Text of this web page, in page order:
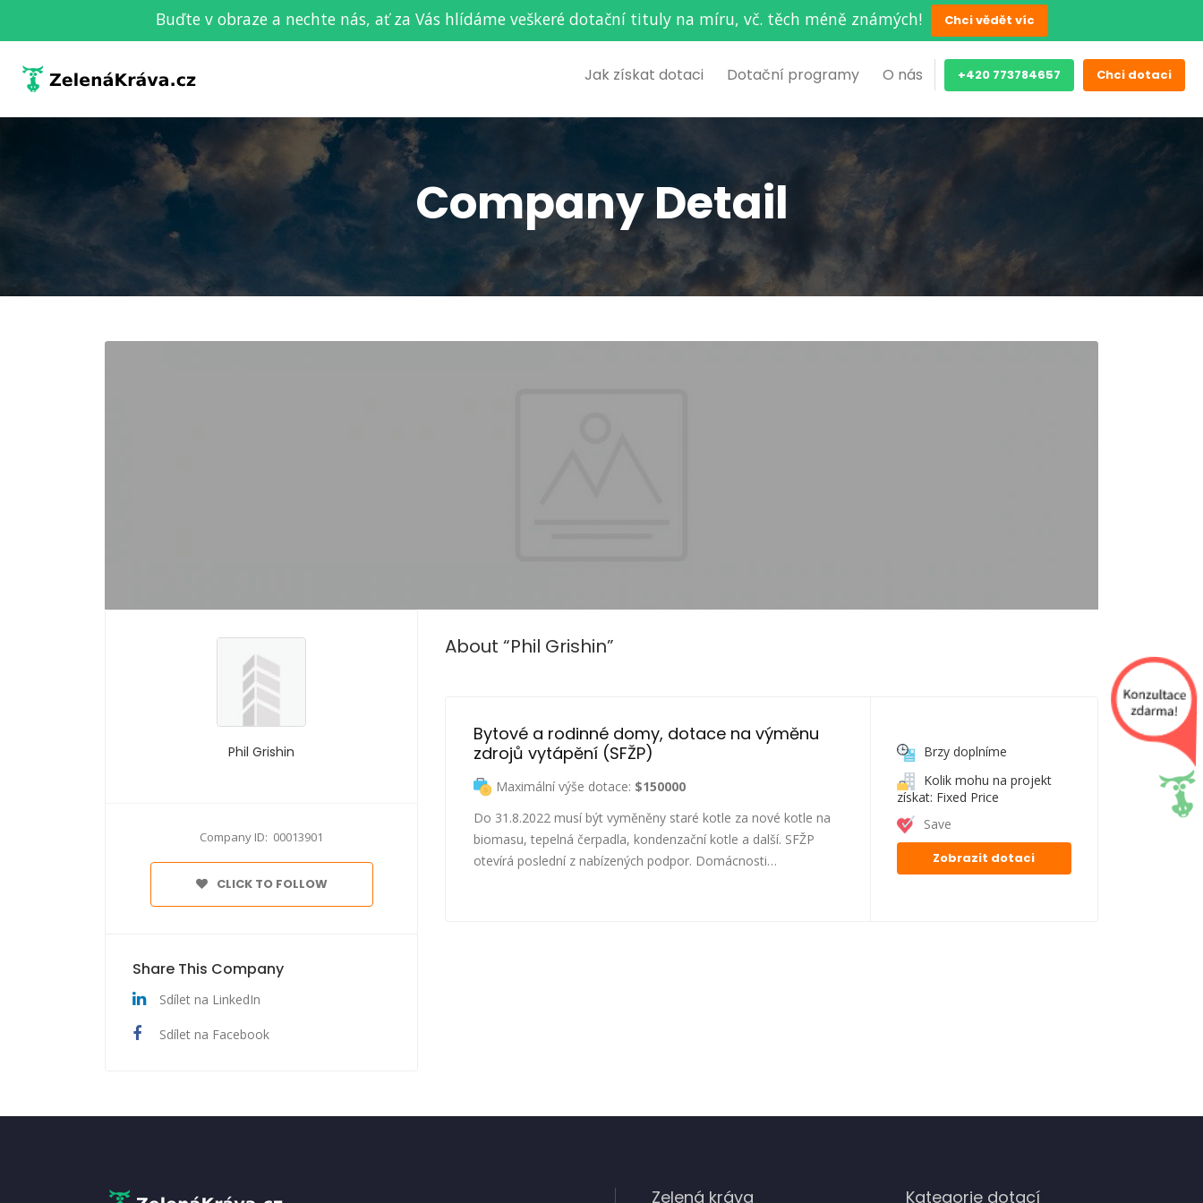
Buďte v obraze a nechte nás, ať za Vás hlídáme veškeré dotační tituly na míru, vč. těch méně známých! Chci vědět víc
Jak získat dotaci Dotační programy O nás +420 773784657 Chci dotaci
Company Detail
Phil Grishin
Company ID: 00013901
CLICK TO FOLLOW
Share This Company
Sdílet na LinkedIn
Sdílet na Facebook
About “Phil Grishin”
Bytové a rodinné domy, dotace na výměnu
zdrojů vytápění (SFŽP)
Maximální výše dotace: $150000
Do 31.8.2022 musí být vyměněny staré kotle za nové kotle na
biomasu, tepelná čerpadla, kondenzační kotle a další. SFŽP
otevírá poslední z nabízených podpor. Domácnosti…
Brzy doplníme
Kolik mohu na projekt
získat: Fixed Price
Save
Zobrazit dotaci
Zelená kráva Kategorie dotací